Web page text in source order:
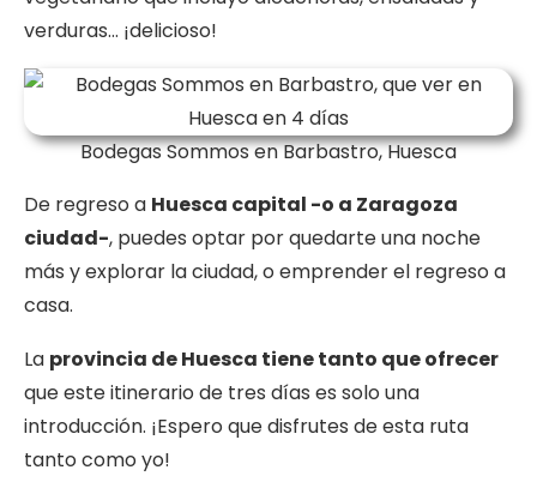
verduras… ¡delicioso!
Bodegas Sommos en Barbastro, Huesca
De regreso a Huesca capital -o a Zaragoza
ciudad-, puedes optar por quedarte una noche
más y explorar la ciudad, o emprender el regreso a
casa.
La provincia de Huesca tiene tanto que ofrecer
que este itinerario de tres días es solo una
introducción. ¡Espero que disfrutes de esta ruta
tanto como yo!